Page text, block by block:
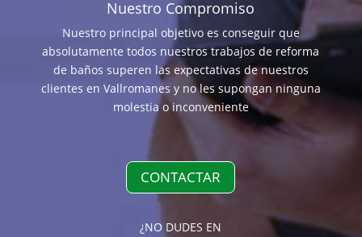
Nuestro Compromiso
Nuestro principal objetivo es conseguir que
absolutamente todos nuestros trabajos de reforma
de baños superen las expectativas de nuestros
clientes en Vallromanes y no les supongan ninguna
molestia o inconveniente
CONTACTAR
¿NO DUDES EN